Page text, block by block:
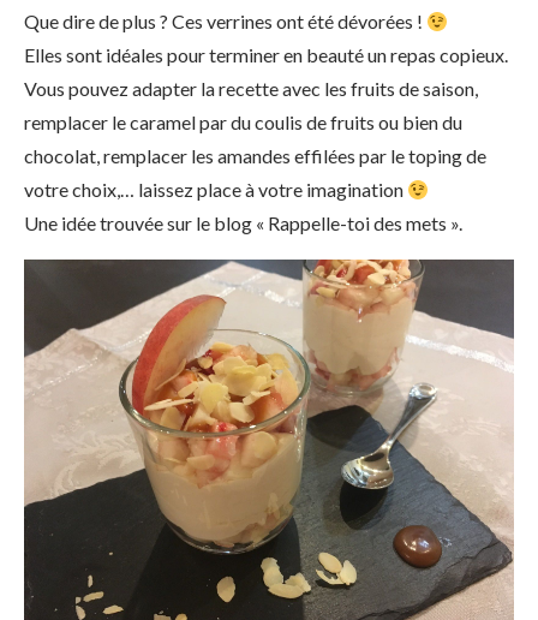
Que dire de plus ? Ces verrines ont été dévorées !
Elles sont idéales pour terminer en beauté un repas copieux.
Vous pouvez adapter la recette avec les fruits de saison,
remplacer le caramel par du coulis de fruits ou bien du
chocolat, remplacer les amandes effilées par le toping de
votre choix,… laissez place à votre imagination
Une idée trouvée sur le blog « Rappelle-toi des mets ».